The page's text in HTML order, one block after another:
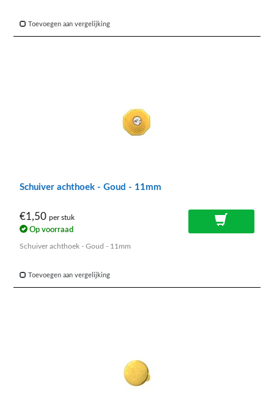
Toevoegen aan vergelijking
Schuiver achthoek - Goud - 11mm
€1,50 per stuk
Op voorraad
Schuiver achthoek - Goud - 11mm
Toevoegen aan vergelijking